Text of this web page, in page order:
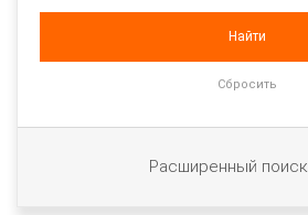
Расширенный поиск